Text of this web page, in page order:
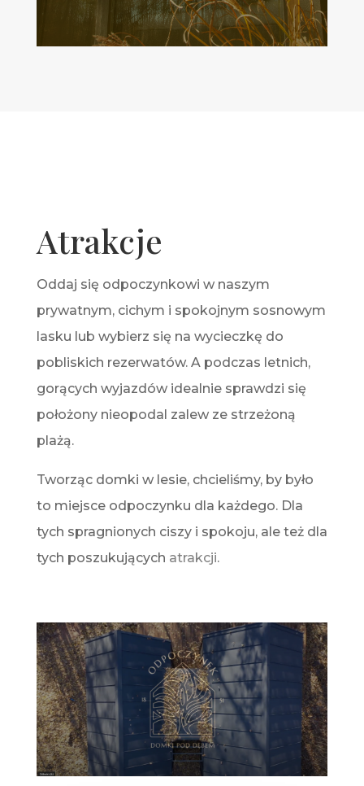
Atrakcje
Oddaj się odpoczynkowi w naszym
prywatnym, cichym i spokojnym sosnowym
lasku lub wybierz się na wycieczkę do
pobliskich rezerwatów. A podczas letnich,
gorących wyjazdów idealnie sprawdzi się
położony nieopodal zalew ze strzeżoną
plażą.
Tworząc domki w lesie, chcieliśmy, by było
to miejsce odpoczynku dla każdego. Dla
tych spragnionych ciszy i spokoju, ale też dla
tych poszukujących atrakcji.